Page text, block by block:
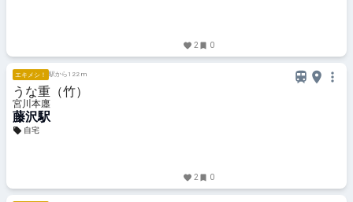
2 0
エキメシ！ 駅から122 m
うな重（竹）
宮川本廛
藤沢駅
自宅
2 0